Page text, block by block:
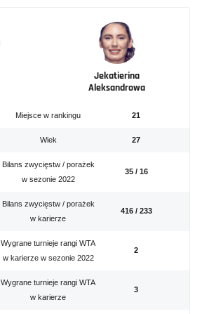
Jekatierina
Aleksandrowa
Miejsce w rankingu 21
Wiek 27
Bilans zwycięstw / porażek
w sezonie 2022
35 / 16
Bilans zwycięstw / porażek
w karierze
416 / 233
Wygrane turnieje rangi WTA
w karierze w sezonie 2022
2
Wygrane turnieje rangi WTA
w karierze
3